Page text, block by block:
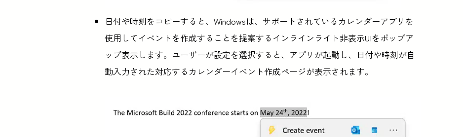
日付や時刻をコピーすると、Windowsは、サポートされているカレンダーアプリを
使用してイベントを作成することを提案するインラインライト非表示UIをポップア
ップ表示します。ユーザーが設定を選択すると、アプリが起動し、日付や時刻が自
動入力された対応するカレンダーイベント作成ページが表示されます。